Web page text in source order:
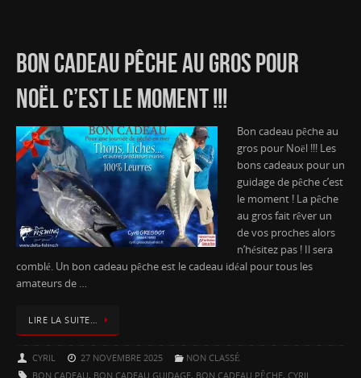
BON CADEAU PÊCHE AU GROS POUR
NOËL C’EST LE MOMENT !!!
Bon cadeau pêche au
gros pour Noël !!! Les
bons cadeaux pour un
guidage de pêche c’est
le moment ! La pêche
au gros fait rêver un
de vos proches alors
n’hésitez pas ! Il sera
comblé. Un bon cadeau pêche est le cadeau idéal pour tous les
amateurs de …
LIRE LA SUITE…
CYRIL 27 NOVEMBRE 2025
NON CLASSÉ
BON CADEAU, BON CADEAU GUIDAGE, BON CADEAU PÊCHE, CYRIL